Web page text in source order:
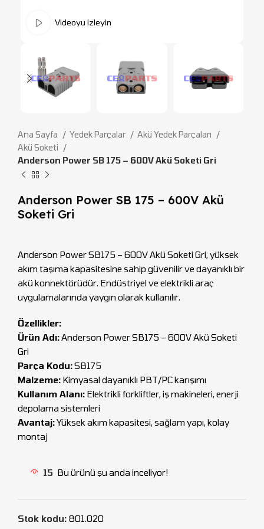
Videoyu izleyin
Ana Sayfa Yedek Parçalar
Akü Yedek Parçaları
Akü Soketi
Anderson Power SB 175 – 600V Akü Soketi Gri
Anderson Power SB 175 – 600V Akü
Soketi Gri
Anderson Power SB175 – 600V Akü Soketi Gri, yüksek
akım taşıma kapasitesine sahip güvenilir ve dayanıklı bir
akü konnektörüdür. Endüstriyel ve elektrikli araç
uygulamalarında yaygın olarak kullanılır.
Özellikler:
Ürün Adı:Anderson Power SB175 – 600V Akü Soketi
Gri
Parça Kodu:SB175
Malzeme: Kimyasal dayanıklı PBT/PC karışımı
Kullanım Alanı: Elektrikli forkliftler, iş makineleri, enerji
depolama sistemleri
Avantaj:Yüksek akım kapasitesi, sağlam yapı, kolay
montaj
15 Bu ürünü şu anda inceliyor!
Stok kodu: 801.020